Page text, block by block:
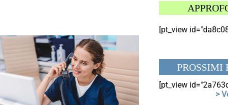
[pt_view
PROSSIMI
[pt_view
>